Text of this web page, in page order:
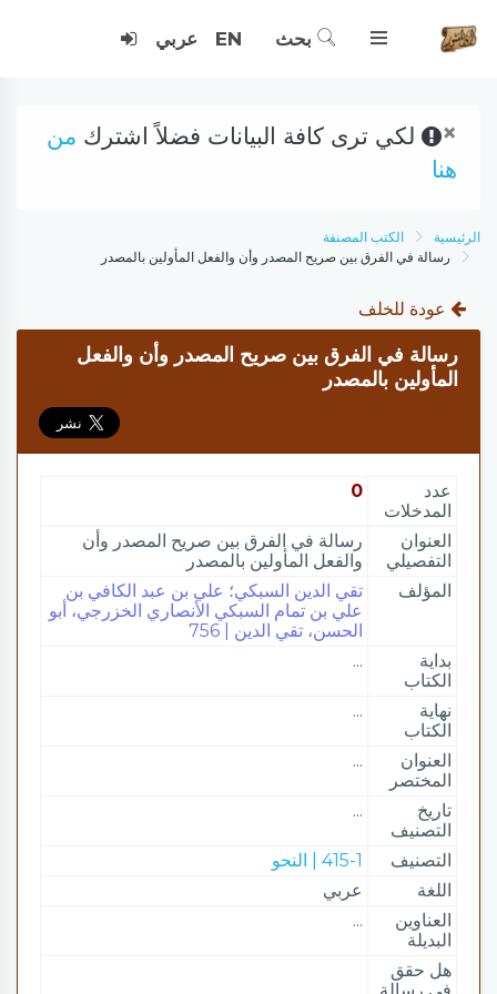
بحث EN عربي
× لكي ترى كافة البيانات فضلاً اشترك من
هنا
الرئيسية
الكتب المصنفة
رسالة في الفرق بين صريح المصدر وأن والفعل المأولين بالمصدر
عودة للخلف
رسالة في الفرق بين صريح المصدر وأن والفعل
المأولين بالمصدر
عدد
المدخلات
0
العنوان
التفصيلي
رسالة في الفرق بين صريح المصدر وأن
والفعل المأولين بالمصدر
المؤلف
تقي الدين السبكي؛ علي بن عبد الكافي بن
علي بن تمام السبكي الأنصاري الخزرجي، أبو
الحسن، تقي الدين | 756
بداية
الكتاب
...
نهاية
الكتاب
...
العنوان
المختصر
...
تاريخ
التصنيف
...
التصنيف
415-1 | النحو
اللغة
عربي
العناوين
البديلة
...
هل حقق